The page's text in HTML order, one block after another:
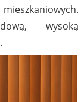
wysoką